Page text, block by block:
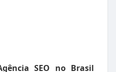
SEO no Brasil